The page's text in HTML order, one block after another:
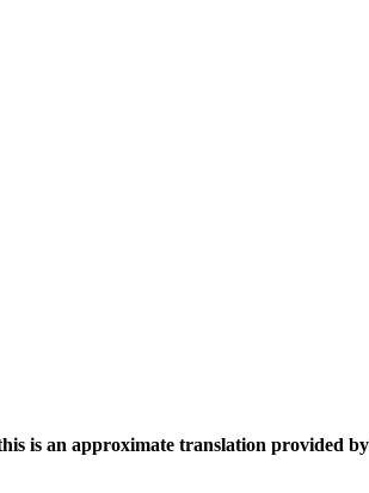
is an approximate translation provided